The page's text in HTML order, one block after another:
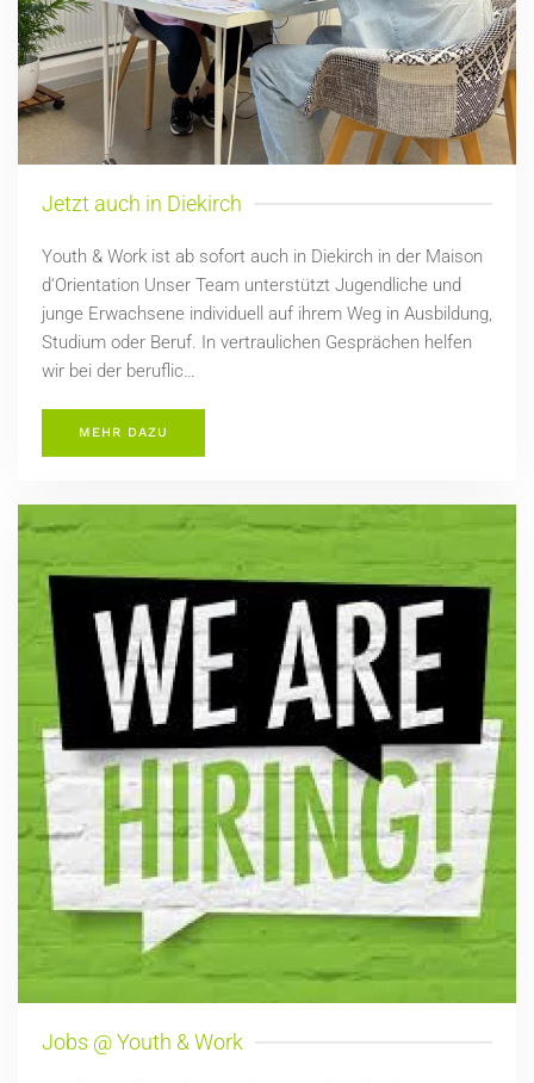
Jetzt auch in Diekirch
Youth & Work ist ab sofort auch in Diekirch in der Maison
d‘Orientation Unser Team unterstützt Jugendliche und
junge Erwachsene individuell auf ihrem Weg in Ausbildung,
Studium oder Beruf. In vertraulichen Gesprächen helfen
wir bei der beruflic…
MEHR DAZU
Jobs @ Youth & Work